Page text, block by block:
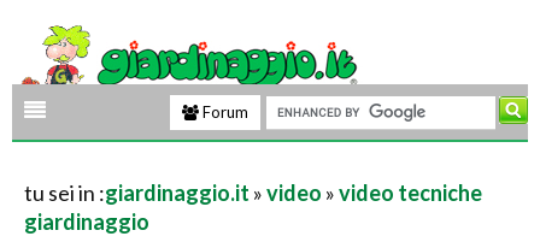
Forum
tu sei in :giardinaggio.it »video »video tecniche
giardinaggio